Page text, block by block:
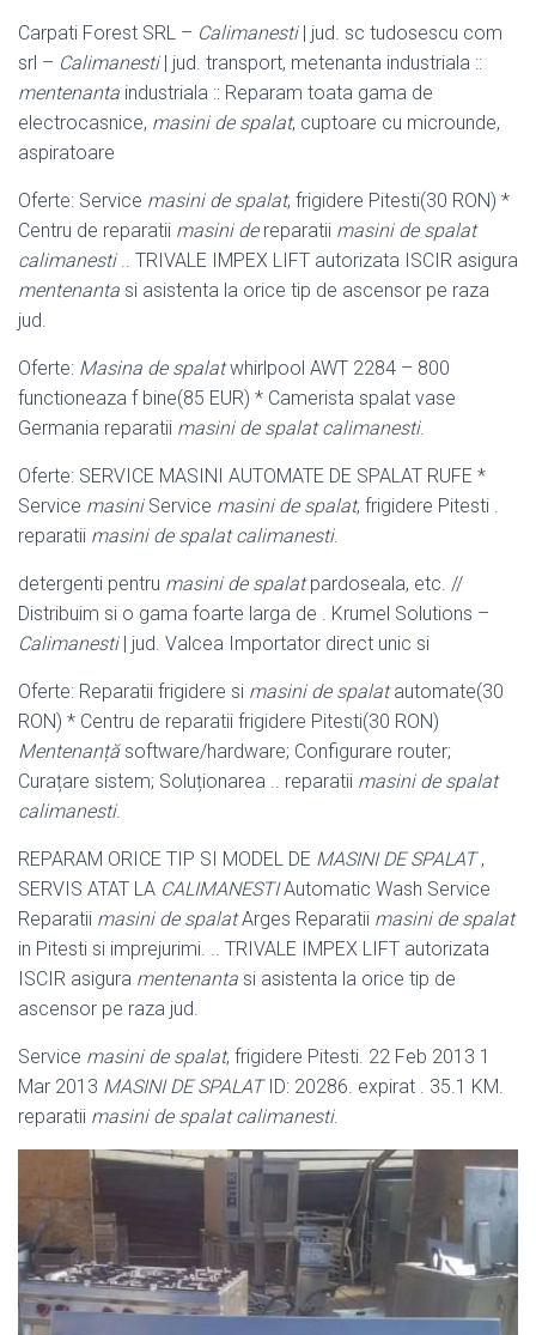
Carpati Forest SRL – Calimanesti| jud. sc tudosescu com
srl – Calimanesti| jud. transport, metenanta industriala ::
mentenanta industriala :: Reparam toata gama de
electrocasnice, masini de spalat, cuptoare cu microunde,
aspiratoare
Oferte: Service masini de spalat, frigidere Pitesti(30 RON) *
Centru de reparatii masini dereparatii masini de spalat
calimanesti.. TRIVALE IMPEX LIFT autorizata ISCIR asigura
mentenanta si asistenta la orice tip de ascensor pe raza
jud.
Oferte: Masina de spalatwhirlpool AWT 2284 – 800
functioneaza f bine(85 EUR) * Camerista spalat vase
Germania reparatii masini de spalat calimanesti.
Oferte: SERVICE MASINI AUTOMATE DE SPALAT RUFE *
Service masiniService masini de spalat, frigidere Pitesti .
reparatii masini de spalat calimanesti.
detergenti pentru masini de spalatpardoseala, etc. //
Distribuim si o gama foarte larga de . Krumel Solutions –
Calimanesti| jud. Valcea Importator direct unic si
Oferte: Reparatii frigidere si masini de spalatautomate(30
RON) * Centru de reparatii frigidere Pitesti(30 RON)
Mentenanțăsoftware/hardware; Configurare router;
Curațare sistem; Soluționarea .. reparatii masini de spalat
calimanesti.
REPARAM ORICE TIP SI MODEL DE MASINI DE SPALAT,
SERVIS ATAT LA CALIMANESTIAutomatic Wash Service
Reparatii masini de spalatArges Reparatii masini de spalat
in Pitesti si imprejurimi. .. TRIVALE IMPEX LIFT autorizata
ISCIR asigura mentenanta si asistenta la orice tip de
ascensor pe raza jud.
Service masini de spalat, frigidere Pitesti. 22 Feb 2013 1
Mar 2013 MASINI DE SPALATID: 20286. expirat . 35.1 KM.
reparatii masini de spalat calimanesti.